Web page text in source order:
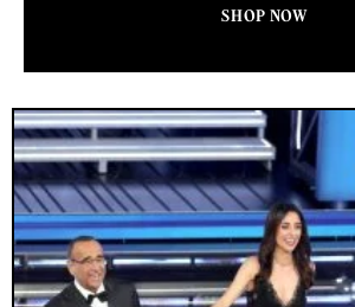
SHOP NOW